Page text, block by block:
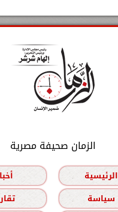
الزمان صحيفة مصرية
الرئيسية
سياسة